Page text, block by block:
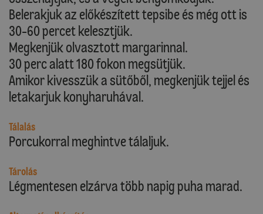
Belerakjuk az előkészített tepsibe és még ott is
30-60 percet kelesztjük.
Megkenjük olvasztott margarinnal.
30 perc alatt 180 fokon megsütjük.
Amikor kivesszük a sütőből, megkenjük tejjel és
letakarjuk konyharuhával.
Tálalás
Porcukorral meghintve tálaljuk.
Tárolás
Légmentesen elzárva több napig puha marad.